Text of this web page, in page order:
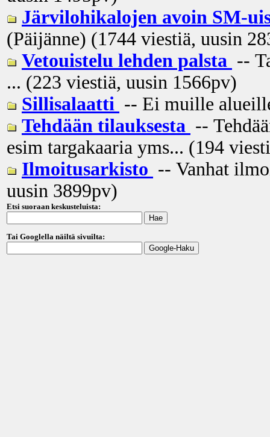
Järvilohikalojen avoin SM-
(Päijänne) (1744 viestiä, uusin
Vetouistelu lehden palsta --
... (223 viestiä, uusin 1566pv)
Sillisalaatti -- Ei muille
Tehdään tilauksesta --
esim targakaaria yms... (194
Ilmoitusarkisto -- Vanhat
uusin 3899pv)
Etsi suoraan keskusteluista:
Tai Googlella näiltä sivuilta: